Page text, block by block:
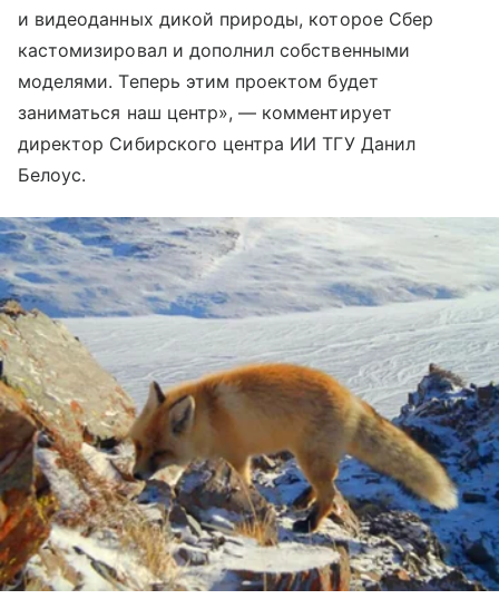
и видеоданных дикой природы, которое Сбер
кастомизировал и дополнил собственными
моделями. Теперь этим проектом будет
заниматься наш центр», — комментирует
директор Сибирского центра ИИ ТГУ Данил
Белоус.